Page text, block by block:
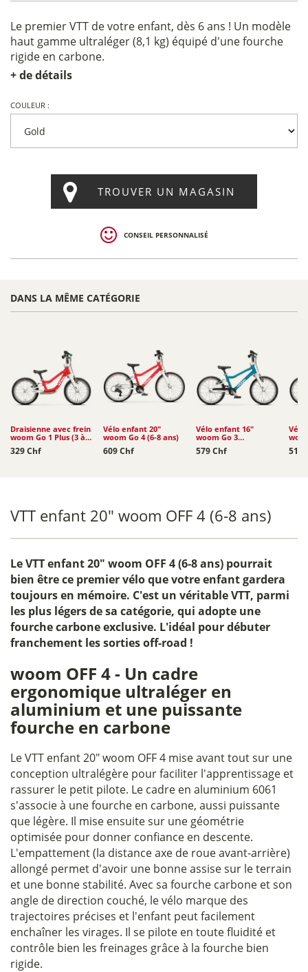
Le premier VTT de votre enfant, dès 6 ans ! Un modèle
haut gamme ultraléger (8,1 kg) équipé d'une fourche
rigide en carbone.
+ de détails
COULEUR :
TROUVER UN MAGASIN
CONSEIL PERSONNALISÉ
DANS LA MÊME CATÉGORIE
Draisienne avec frein
woom Go 1 Plus (3 à
4,5 ans)
329 Chf
Vélo enfant 20"
woom Go 4 (6-8 ans)
609 Chf
Vélo enfant 16"
woom Go 3
Automagic (4-6 ans)
579 Chf
Vélo
519
VTT enfant 20" woom OFF 4 (6-8 ans)
LeVTT enfant 20" woom OFF 4 (6-8 ans) pourrait
bien être ce premier vélo que votre enfant gardera
toujours en mémoire. C'est un véritable VTT, parmi
les plus légers de sa catégorie, qui adopte une
fourche carbone exclusive. L'idéal pour débuter
franchement les sorties off-road !
woom OFF 4 - Un cadre
ergonomique ultraléger en
aluminium et une puissante
fourche en carbone
Le VTT enfant 20" woom OFF 4 mise avant tout sur une
conception ultralégère pour faciliter l'apprentissage et
rassurer le petit pilote. Le cadre en aluminium 6061
s'associe à une fourche en carbone, aussi puissante
que légère. Il mise ensuite sur une géométrie
optimisée pour donner confiance en descente.
L'empattement (la distance axe de roue avant-arrière)
allongé permet d'avoir une bonne assise sur le terrain
et une bonne stabilité. Avec sa fourche carbone et son
angle de direction couché, le vélo marque des
trajectoires précises et l'enfant peut facilement
enchaîner les virages. Il se pilote en toute fluidité et
contrôle bien les freinages grâce à la fourche bien
rigide.